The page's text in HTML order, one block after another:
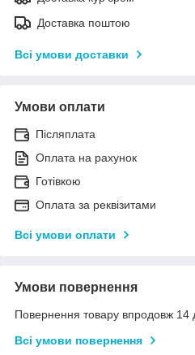
Доставка поштою
Всі умови доставки
Умови оплати
Післяплата
Оплата на рахунок
Готівкою
Оплата за реквізитами
Всі умови оплати
Умови повернення
Повернення товару впродовж 14
Всі умови повернення